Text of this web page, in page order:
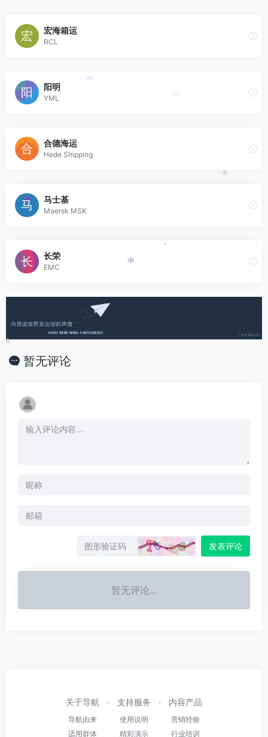
宏海箱运
RCL
阳明
YML
合德海运
Hede Shipping
马士基
Maersk MSK
长荣
EMC
暂无评论
发表评论
暂无评论...
关于导航
导航由来
适用群体
支持服务
使用说明
精彩演示
内容产品
营销经验
行业培训
*
*